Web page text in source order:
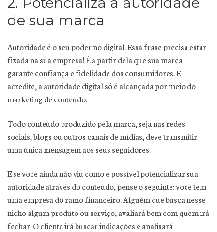
de sua marca
Autoridade é o seu poder no digital. Essa frase precisa estar
fixada na sua empresa! É a partir dela que sua marca
garante confiança e fidelidade dos consumidores. E
acredite, a autoridade digital só é alcançada por meio do
marketing de conteúdo.
Todo conteúdo produzido pela marca, seja nas redes
sociais, blogs ou outros canais de mídias, deve transmitir
uma única mensagem aos seus seguidores.
E se você ainda não viu como é possível potencializar sua
autoridade através do conteúdo, pense o seguinte: você tem
uma empresa do ramo financeiro. Alguém que busca nesse
nicho algum produto ou serviço, avaliará bem com quem irá
fechar. O cliente irá buscar indicações e analisará